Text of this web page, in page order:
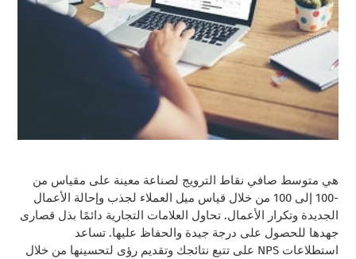
هي متوسط ​​صافي نقاط الترويج لصناعة معينة على مقياس من
-100 إلى 100 من خلال قياس ميل العملاء لجذب وإحالة الأعمال
الجديدة وتكرار الأعمال. تحاول العلامات التجارية دائمًا بذل قصارى
جهدها للحصول على درجة جيدة والحفاظ عليها. تساعد
استطلاعات NPS على تتبع نتائجك وتقديم رؤى لتحسينها من خلال